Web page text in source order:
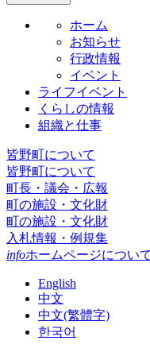
ホーム
お知らせ
行政情報
イベント
ライフイベント
くらしの情報
組織と仕事
皆野町について
皆野町について
町長・議会・広報
町の施設・文化財
町の施設・文化財
入札情報・例規集
infoホームページについて
English
中文
中文(繁體字)
한국어